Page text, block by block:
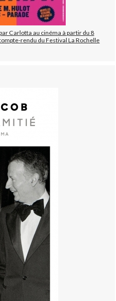
Carlotta au cinéma à partir du 8
rendu du Festival La Rochelle